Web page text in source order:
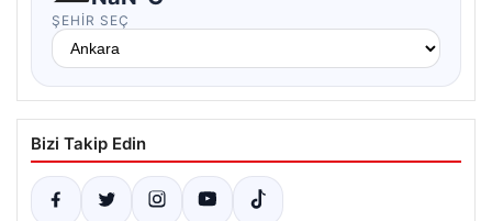
ŞEHIR SEÇ
Bizi Takip Edin